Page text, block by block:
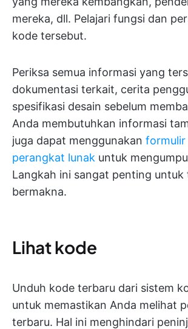
mereka, dll. Pelajari fungsi dan
kode tersebut.
Periksa semua informasi yang
dokumentasi terkait, cerita
spesifikasi desain sebelum
Anda membutuhkan informasi
juga dapat menggunakan
perangkat lunak untuk
Langkah ini sangat penting untuk
bermakna.
Lihat kode
Unduh kode terbaru dari sistem
untuk memastikan Anda melihat
terbaru. Hal ini menghindari